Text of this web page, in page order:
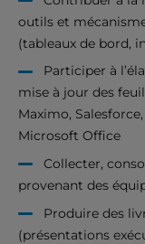
outils et
(tableaux de bord,
Participer à
mise à jour des
Maximo,
Microsoft Office
Collecter,
provenant des
Produire des
(présentations